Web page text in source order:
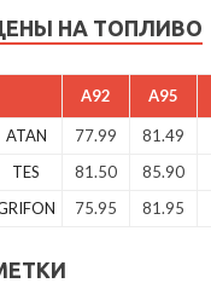
НА ТОПЛИВО
A92 A95
ATAN 77.99 81.49
TES
81.50 85.90
75.95 81.95